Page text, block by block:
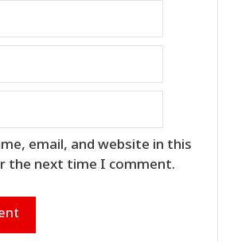
email, and website in this
the next time I comment.